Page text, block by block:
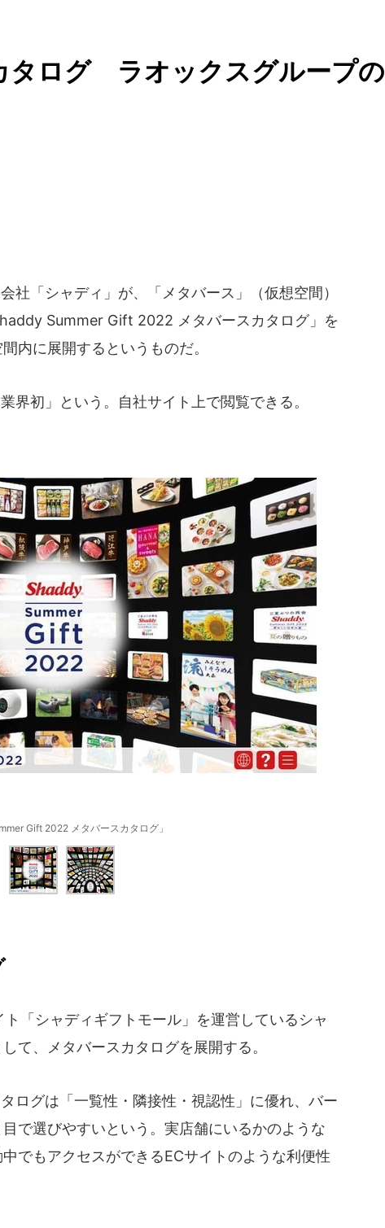
タログ ラオックスグループの
社「シャディ」が、「メタバース」（仮想空間）
Summer Gift 2022 メタバースカタログ」を
内に展開するというものだ。
界初」という。自社サイト上で閲覧できる。
Gift 2022 メタバースカタログ」
「シャディギフトモール」を運営しているシャ
て、メタバースカタログを展開する。
ログは「一覧性・隣接性・視認性」に優れ、バー
で選びやすいという。実店舗にいるかのような
でもアクセスができるECサイトのような利便性